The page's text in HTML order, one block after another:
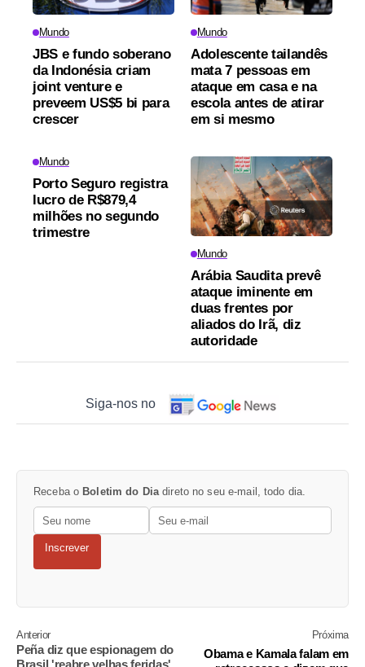
Mundo
JBS e fundo soberano
da Indonésia criam
joint venture e
preveem US$5 bi para
crescer
Mundo
Adolescente tailandês
mata 7 pessoas em
ataque em casa e na
escola antes de atirar
em si mesmo
Mundo
Porto Seguro registra
lucro de R$879,4
milhões no segundo
trimestre
Mundo
Arábia Saudita prevê
ataque iminente em
duas frentes por
aliados do Irã, diz
autoridade
Siga-nos no
Receba o Boletim do Dia direto no seu e-mail, todo dia.
Inscrever
Anterior
Peña diz que espionagem do
Próxima
Obama e Kamala falam em